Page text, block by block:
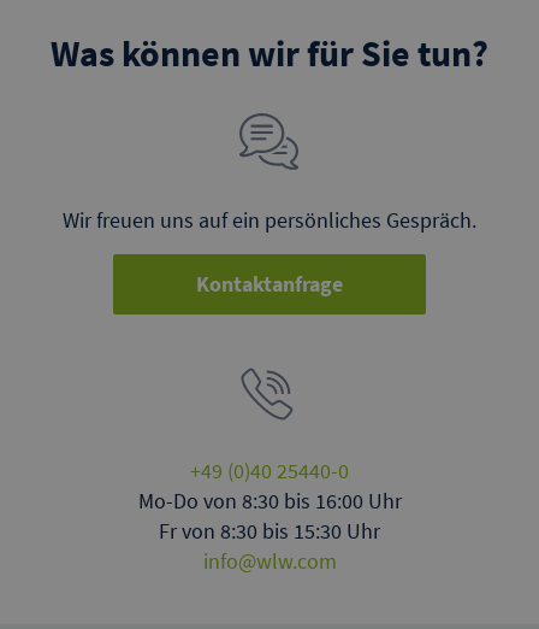
Was können wir für Sie tun?
Wir freuen uns auf ein persönliches Gespräch.
Kontaktanfrage
+49 (0)40 25440-0
Mo-Do von 8:30 bis 16:00 Uhr
Fr von 8:30 bis 15:30 Uhr
info@wlw.com